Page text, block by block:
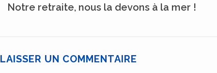
Notre retraite, nous la devons à la mer !
LAISSER UN COMMENTAIRE